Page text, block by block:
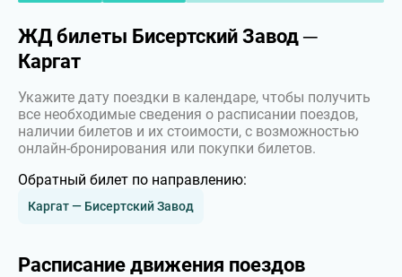
ЖД билеты Бисертский Завод ─
Каргат
Укажите дату поездки в календаре, чтобы получить
все необходимые сведения о расписании поездов,
наличии билетов и их стоимости, с возможностью
онлайн-бронирования или покупки билетов.
Обратный билет по направлению:
Каргат — Бисертский Завод
Расписание движения поездов